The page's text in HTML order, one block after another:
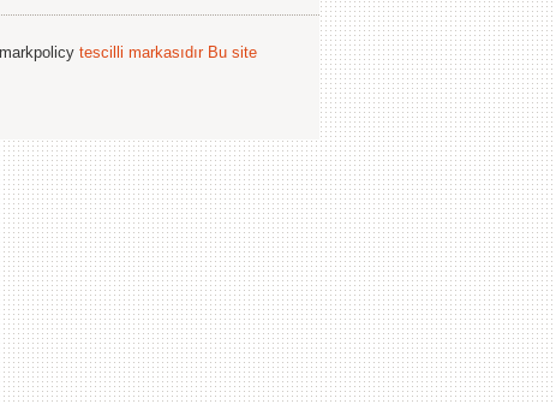
tescilli markasıdır Bu site